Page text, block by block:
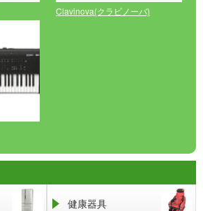
Clavinova(クラビノーバ)
健康器具